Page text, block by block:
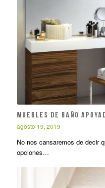
Muebles de baño
agosto 19, 2019
No nos cansaremos de decir
opciones…